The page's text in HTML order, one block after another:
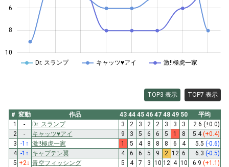
6
8
10
Dr. スランプ キャッツ♥アイ 激!!極虎一家
TOP3 表示 TOP7 表示
# 変動 作品 43 44 45 46 47 48 49 50
平均
1
- Dr. スランプ 3 2 3 2 2 3 3 3 2.6 (±0.0)
2
- キャッツ♥アイ 9 3 5 6 6 5 1 8 5.4(+0.4)
3 -1 ↑ 激!!極虎一家 1 5 4 8 8 8 6 4 5.5 (-0.6)
4 -1 ↑ キャプテン翼 4 6 6 5 9 2 12 6 6.3 (-0.5)
5 +2↓ 青空フィッシング 5 4 7 3 10 12 4 10 6.9 (+1.1)